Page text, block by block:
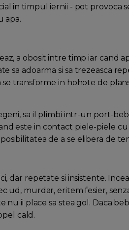
in timpul iernii - pot provoca
apa.
a obosit intre timp iar cand
sa adoarma si sa trezeasca
transforme in hohote de
sa il plimbi intr-un port-
este in contact piele-piele
de a se elibera de
dar repetate si insistente.
ud, murdar, eritem fesier,
nu ii place sa stea gol. Daca
cald.